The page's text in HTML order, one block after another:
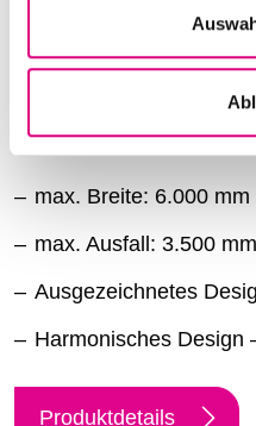
Kassetten-
max. Breite: 6.000 mm
max. Ausfall: 3.500 mm
Ausgezeichnetes
Harmonisches Design
Produktdetails